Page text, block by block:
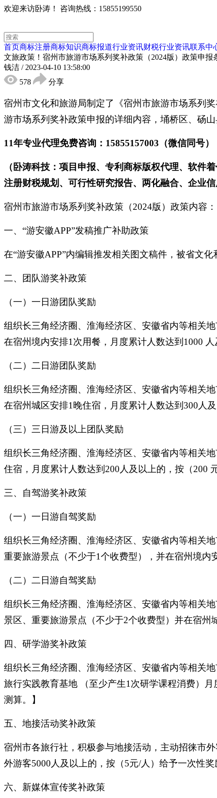
欢迎来访卧涛！ 咨询热线：15855199550
首页商标注册商标知识商标报道行业资讯财税行业资讯联系中
文旅政策！宿州市旅游市场系列奖补政策（2024版）政策申报
钱洁 / 2023-04-10 13:58:00
578
分享
宿州市文化和旅游局制定了《宿州市旅游市场系列
游市场系列奖补政策申报的详细内容，埇桥区、砀
11年专业代理免费咨询：15855157003（微信同号）
（卧涛科技：项目申报、专利商标版权代理、软件
注册财税规划、可行性研究报告、两化融合、企
宿州市旅游市场系列奖补政策（2024版）政策内
一、“游安徽APP”发稿推广补助政策
在“游安徽APP”内编辑推发相关图文稿件，被省文
二、团队游奖补政策
（一）一日游团队奖励
组织长三角经济圈、淮海经济区、安徽省内等相关
在宿州境内安排1次用餐，月度累计人数达到1000
（二）二日游团队奖励
组织长三角经济圈、淮海经济区、安徽省内等相关
在宿州城区安排1晚住宿，月度累计人数达到300人
（三）三日游及以上团队奖励
组织长三角经济圈、淮海经济区、安徽省内等相关
住宿，月度累计人数达到200人及以上的，按（200
三、自驾游奖补政策
（一）一日游自驾奖励
组织长三角经济圈、淮海经济区、安徽省内等相关
重要旅游景点（不少于1个收费型），并在宿州境
（二）二日游自驾奖励
组织长三角经济圈、淮海经济区、安徽省内等相关
景区、重要旅游景点（不少于2个收费型）并在宿
四、研学游奖补政策
组织长三角经济圈、淮海经济区、安徽省内等相关
旅行实践教育基地 （至少产生1次研学课程消费）
测算。】
五、地接活动奖补政策
宿州市各旅行社，积极参与地接活动，主动招徕市
外游客5000人及以上的，按（5元/人）给予一次性
六、新媒体宣传奖补政策